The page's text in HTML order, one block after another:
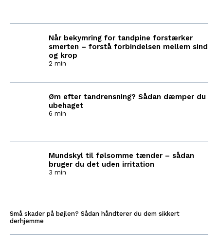
Når bekymring for tandpine forstærker
smerten – forstå forbindelsen mellem sind
og krop
2 min
Øm efter tandrensning? Sådan dæmper du
ubehaget
6 min
Mundskyl til følsomme tænder – sådan
bruger du det uden irritation
3 min
Små skader på bøjlen? Sådan håndterer du dem sikkert
derhjemme